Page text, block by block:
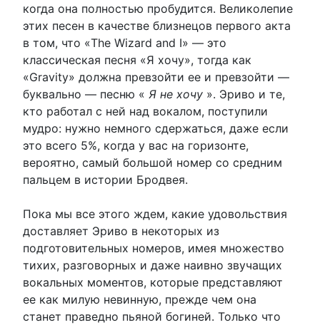
когда она полностью пробудится. Великолепие
этих песен в качестве близнецов первого акта
в том, что «The Wizard and I» — это
классическая песня «Я хочу», тогда как
«Gravity» должна превзойти ее и превзойти —
буквально — песню « Я не хочу ». Эриво и те,
кто работал с ней над вокалом, поступили
мудро: нужно немного сдержаться, даже если
это всего 5%, когда у вас на горизонте,
вероятно, самый большой номер со средним
пальцем в истории Бродвея.
Пока мы все этого ждем, какие удовольствия
доставляет Эриво в некоторых из
подготовительных номеров, имея множество
тихих, разговорных и даже наивно звучащих
вокальных моментов, которые представляют
ее как милую невинную, прежде чем она
станет праведно пьяной богиней. Только что